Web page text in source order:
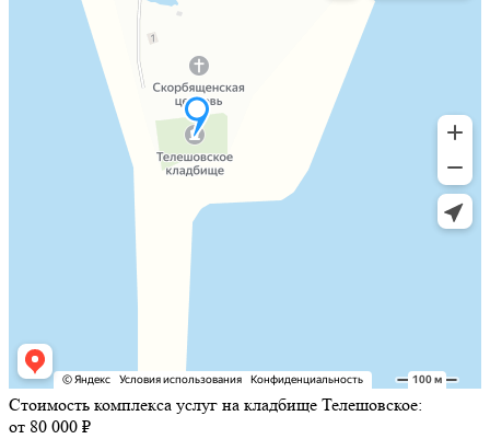
Стоимость комплекса услуг на кладбище Телешовское:
от 80 000 ₽